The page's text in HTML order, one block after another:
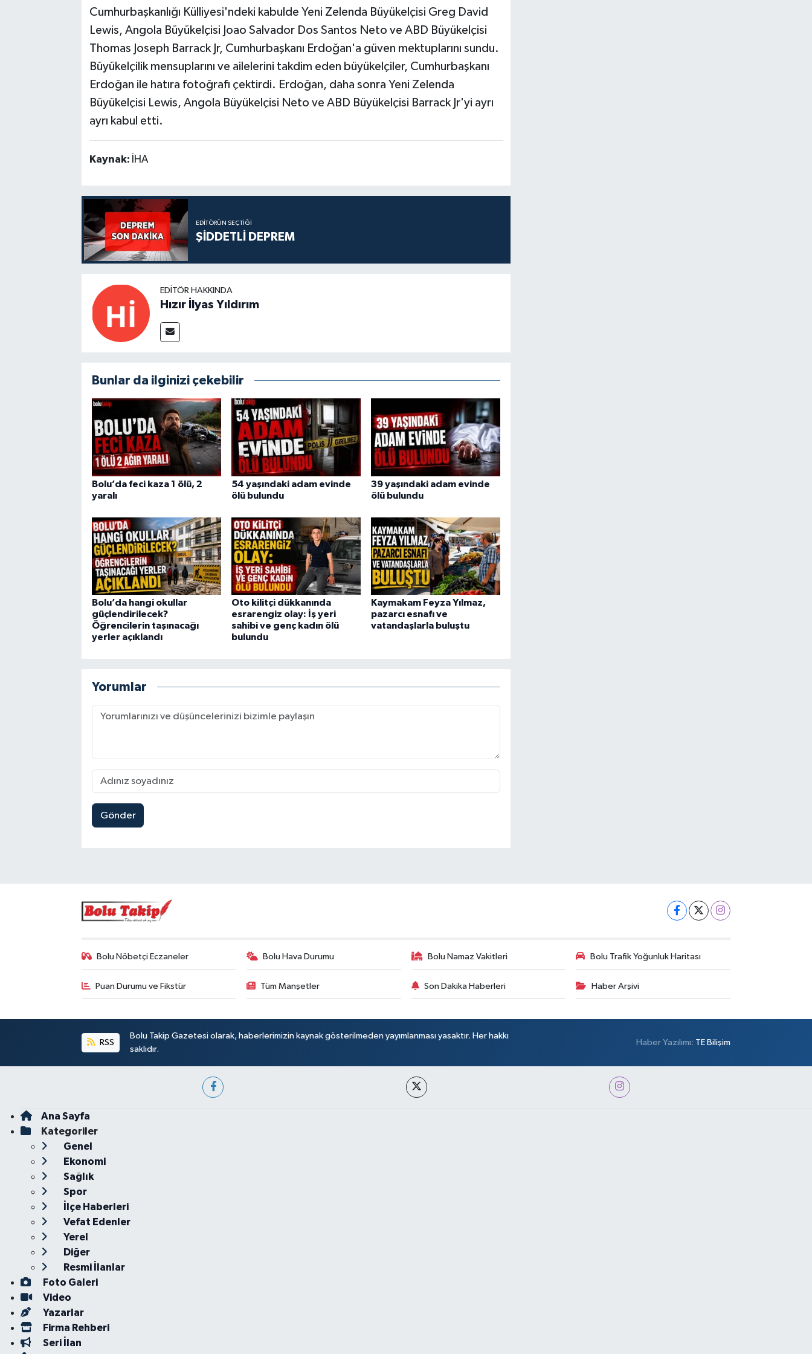
Cumhurbaşkanlığı Külliyesi'ndeki kabulde Yeni Zelenda Büyükelçisi Greg David
Lewis, Angola Büyükelçisi Joao Salvador Dos Santos Neto ve ABD Büyükelçisi
Thomas Joseph Barrack Jr, Cumhurbaşkanı Erdoğan'a güven mektuplarını sundu.
Büyükelçilik mensuplarını ve ailelerini takdim eden büyükelçiler, Cumhurbaşkanı
Erdoğan ile hatıra fotoğrafı çektirdi. Erdoğan, daha sonra Yeni Zelenda
Büyükelçisi Lewis, Angola Büyükelçisi Neto ve ABD Büyükelçisi Barrack Jr'yi ayrı
ayrı kabul etti.
Kaynak: İHA
EDITÖRÜN SEÇTIĞI
ŞİDDETLİ DEPREM
EDITÖR HAKKINDA
Hızır İlyas Yıldırım
Bunlar da ilginizi çekebilir
Bolu’da feci kaza 1 ölü, 2
yaralı
54 yaşındaki adam evinde
ölü bulundu
39 yaşındaki adam evinde
ölü bulundu
Bolu’da hangi okullar
güçlendirilecek?
Öğrencilerin taşınacağı
yerler açıklandı
Oto kilitçi dükkanında
esrarengiz olay: İş yeri
sahibi ve genç kadın ölü
bulundu
Kaymakam Feyza Yılmaz,
pazarcı esnafı ve
vatandaşlarla buluştu
Yorumlar
Gönder
Bolu Nöbetçi Eczaneler Bolu Hava Durumu Bolu Namaz Vakitleri Bolu Trafik Yoğunluk Haritası
Puan Durumu ve Fikstür Tüm Manşetler Son Dakika Haberleri Haber Arşivi
RSS
Bolu Takip Gazetesi olarak, haberlerimizin kaynak gösterilmeden yayımlanması yasaktır. Her hakkı
saklıdır.
Haber Yazılımı: TE Bilişim
Ana Sayfa
Kategoriler
Genel
Ekonomi
Sağlık
Spor
İlçe Haberleri
Vefat Edenler
Yerel
Diğer
Resmi İlanlar
Foto Galeri
Video
Yazarlar
Firma Rehberi
Seri İlan